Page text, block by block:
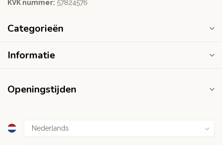
KVK nummer: ‭57824576‬
Categorieën
Informatie
Openingstijden